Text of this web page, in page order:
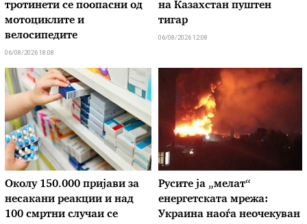
тротинети се поопасни од
мотоциклите и
велосипедите
06/08/2026 18:08
на Казахстан пуштен
тигар
06/08/2026 12:08
Околу 150.000 пријави за
несакани реакции и над
100 смртни случаи се
Русите ја „мелат“
енергетската мрежа:
Украина наоѓа неочекуван